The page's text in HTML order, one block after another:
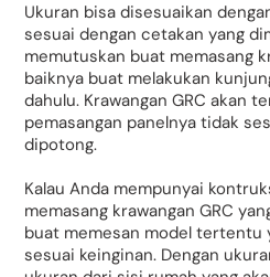
Ukuran bisa disesuaikan
sesuai dengan cetakan yang
memutuskan buat memasang
baiknya buat melakukan
dahulu. Krawangan GRC akan
pemasangan panelnya tidak
dipotong.
Kalau Anda mempunyai
memasang krawangan GRC
buat memesan model tertentu
sesuai keinginan. Dengan